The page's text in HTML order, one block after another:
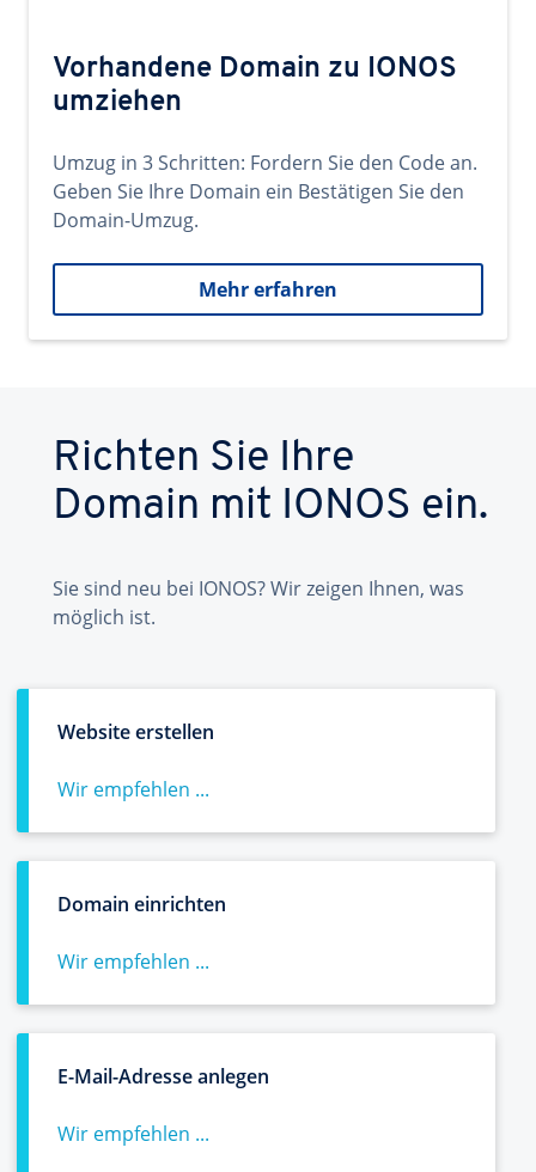
Vorhandene Domain zu IONOS
umziehen
Umzug in 3 Schritten: Fordern Sie den Code an.
Geben Sie Ihre Domain ein Bestätigen Sie den
Domain-Umzug.
Mehr erfahren
Richten Sie Ihre
Domain mit IONOS ein.
Sie sind neu bei IONOS? Wir zeigen Ihnen, was
möglich ist.
Website erstellen
Wir empfehlen ...
Domain einrichten
Wir empfehlen ...
E-Mail-Adresse anlegen
Wir empfehlen ...